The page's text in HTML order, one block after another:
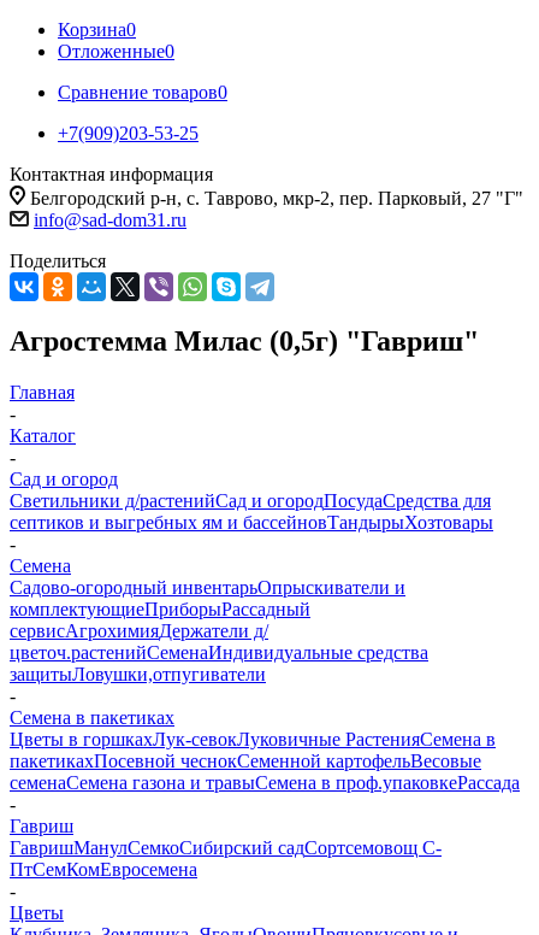
Корзина0
Отложенные0
Сравнение товаров0
+7(909)203-53-25
Контактная информация
Белгородский р-н, с. Таврово, мкр-2, пер. Парковый, 27 "Г"
info@sad-dom31.ru
Поделиться
Агростемма Милас (0,5г) "Гавриш"
Главная
-
Каталог
-
Сад и огород
Светильники д/растенийСад и огородПосудаСредства для
септиков и выгребных ям и бассейновТандырыХозтовары
-
Семена
Садово-огородный инвентарьОпрыскиватели и
комплектующиеПриборыРассадный
сервисАгрохимияДержатели д/
цветоч.растенийСеменаИндивидуальные средства
защитыЛовушки,отпугиватели
-
Семена в пакетиках
Цветы в горшкахЛук-севокЛуковичные РастенияСемена в
пакетикахПосевной чеснокСеменной картофельВесовые
семенаСемена газона и травыСемена в проф.упаковкеРассада
-
Гавриш
ГавришМанулСемкоСибирский садСортсемовощ С-
ПтСемКомЕвросемена
-
Цветы